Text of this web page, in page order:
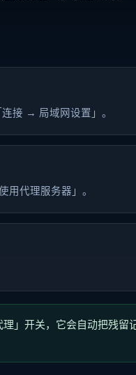
接 → 局域网设置」。
用代理服务器」。
理」开关，它会自动把残